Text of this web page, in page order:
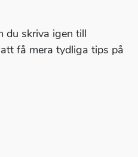
du skriva igen till
få mera tydliga tips på